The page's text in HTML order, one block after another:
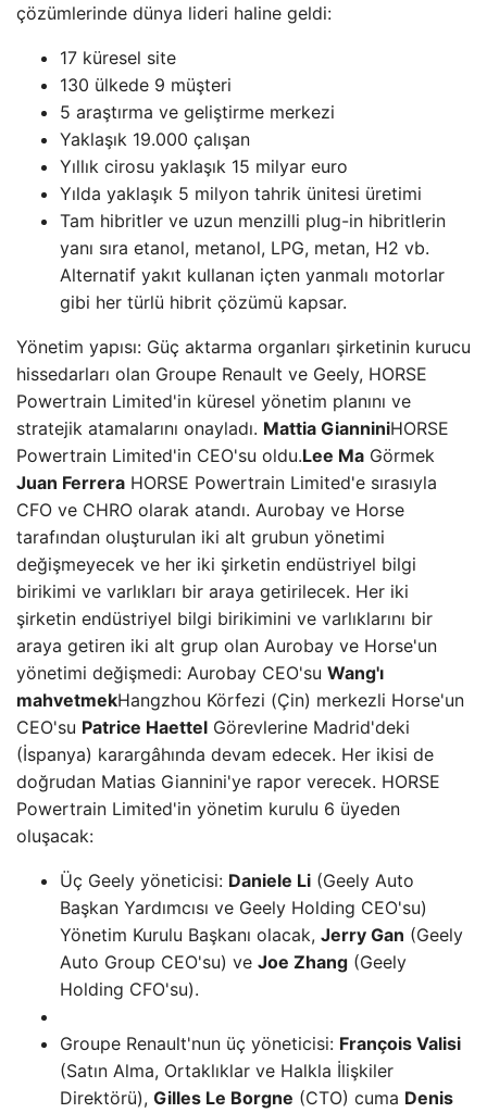
çözümlerinde dünya lideri haline geldi:
17 küresel site
130 ülkede 9 müşteri
5 araştırma ve geliştirme merkezi
Yaklaşık 19.000 çalışan
Yıllık cirosu yaklaşık 15 milyar euro
Yılda yaklaşık 5 milyon tahrik ünitesi üretimi
Tam hibritler ve uzun menzilli plug-in hibritlerin
yanı sıra etanol, metanol, LPG, metan, H2 vb.
Alternatif yakıt kullanan içten yanmalı motorlar
gibi her türlü hibrit çözümü kapsar.
Yönetim yapısı: Güç aktarma organları şirketinin kurucu
hissedarları olan Groupe Renault ve Geely, HORSE
Powertrain Limited'in küresel yönetim planını ve
stratejik atamalarını onayladı. Mattia GianniniHORSE
Powertrain Limited'in CEO'su oldu.Lee Ma Görmek
Juan Ferrera HORSE Powertrain Limited'e sırasıyla
CFO ve CHRO olarak atandı. Aurobay ve Horse
tarafından oluşturulan iki alt grubun yönetimi
değişmeyecek ve her iki şirketin endüstriyel bilgi
birikimi ve varlıkları bir araya getirilecek. Her iki
şirketin endüstriyel bilgi birikimini ve varlıklarını bir
araya getiren iki alt grup olan Aurobay ve Horse'un
yönetimi değişmedi: Aurobay CEO'su Wang'ı
mahvetmekHangzhou Körfezi (Çin) merkezli Horse'un
CEO'su Patrice Haettel Görevlerine Madrid'deki
(İspanya) karargâhında devam edecek. Her ikisi de
doğrudan Matias Giannini'ye rapor verecek. HORSE
Powertrain Limited'in yönetim kurulu 6 üyeden
oluşacak:
Üç Geely yöneticisi: Daniele Li (Geely Auto
Başkan Yardımcısı ve Geely Holding CEO'su)
Yönetim Kurulu Başkanı olacak, Jerry Gan (Geely
Auto Group CEO'su) ve Joe Zhang (Geely
Holding CFO'su).
Groupe Renault'nun üç yöneticisi: François Valisi
(Satın Alma, Ortaklıklar ve Halkla İlişkiler
Direktörü), Gilles Le Borgne (CTO) cuma Denis